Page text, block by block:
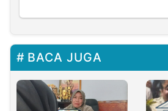
BACA JUGA